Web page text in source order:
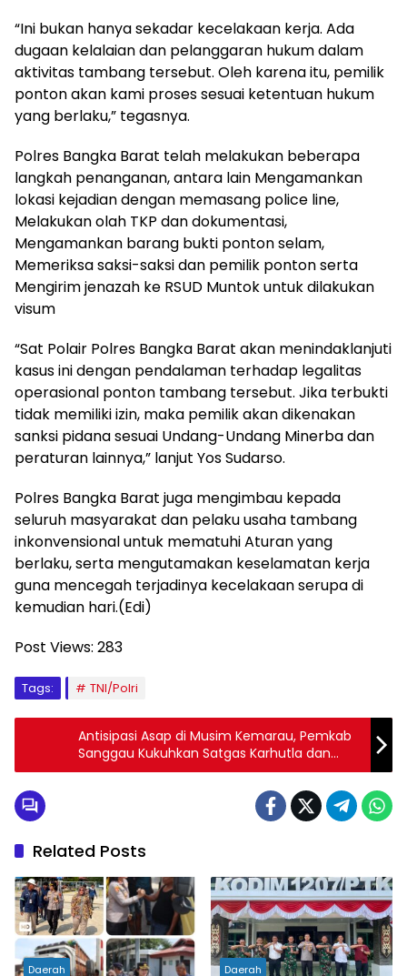
“Ini bukan hanya sekadar kecelakaan kerja. Ada
dugaan kelalaian dan pelanggaran hukum dalam
aktivitas tambang tersebut. Oleh karena itu, pemilik
ponton akan kami proses sesuai ketentuan hukum
yang berlaku,” tegasnya.
Polres Bangka Barat telah melakukan beberapa
langkah penanganan, antara lain Mengamankan
lokasi kejadian dengan memasang police line,
Melakukan olah TKP dan dokumentasi,
Mengamankan barang bukti ponton selam,
Memeriksa saksi-saksi dan pemilik ponton serta
Mengirim jenazah ke RSUD Muntok untuk dilakukan
visum
“Sat Polair Polres Bangka Barat akan menindaklanjuti
kasus ini dengan pendalaman terhadap legalitas
operasional ponton tambang tersebut. Jika terbukti
tidak memiliki izin, maka pemilik akan dikenakan
sanksi pidana sesuai Undang-Undang Minerba dan
peraturan lainnya,” lanjut Yos Sudarso.
Polres Bangka Barat juga mengimbau kepada
seluruh masyarakat dan pelaku usaha tambang
inkonvensional untuk mematuhi Aturan yang
berlaku, serta mengutamakan keselamatan kerja
guna mencegah terjadinya kecelakaan serupa di
kemudian hari.(Edi)
Post Views: 283
Tags: TNI/Polri
Antisipasi Asap di Musim Kemarau, Pemkab
Sanggau Kukuhkan Satgas Karhutla dan
Siaga Penuh Hadapi Ancaman
Related Posts
Daerah Daerah